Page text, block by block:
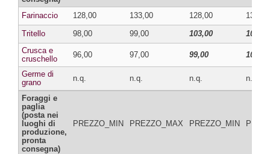
Farinaccio 128,00 133,00 128,00
133,00
Tritello
98,00 99,00 103,00
104,00
Crusca e
cruschello
96,00 97,00 99,00 100,00
Germe di
grano
n.q. n.q. n.q. n.q.
Foraggi e
paglia
(posta nei
luoghi di
produzione,
pronta
consegna)
PREZZO_MIN PREZZO_MAX PREZZO_MIN